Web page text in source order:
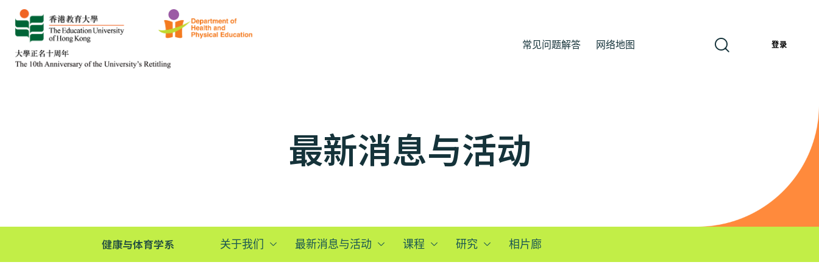
常见问题解答 网络地图 登录
最新消息与活动
健康与体育学系 关于我们 最新消息与活动 课程 研究 相片廊